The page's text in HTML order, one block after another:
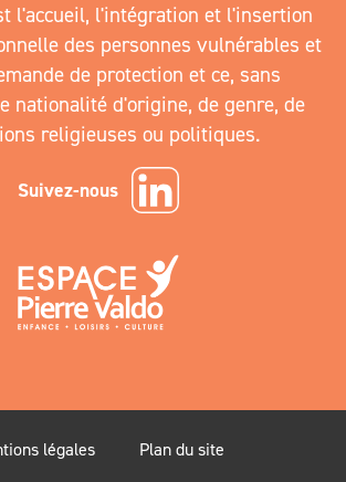
l'accueil, l'intégration et l'insertion
des personnes vulnérables et
de protection et ce, sans
nationalité d'origine, de genre, de
religieuses ou politiques.
Suivez-nous
légales Plan du site